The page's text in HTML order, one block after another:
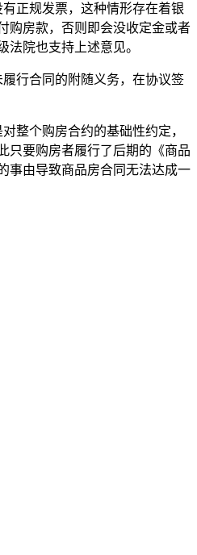
正规发票，这种情形存在着银
购房款，否则即会没收定金或者
院也支持上述意见。
行合同的附随义务，在协议签
整个购房合约的基础性约定，
只要购房者履行了后期的《商品
事由导致商品房合同无法达成一